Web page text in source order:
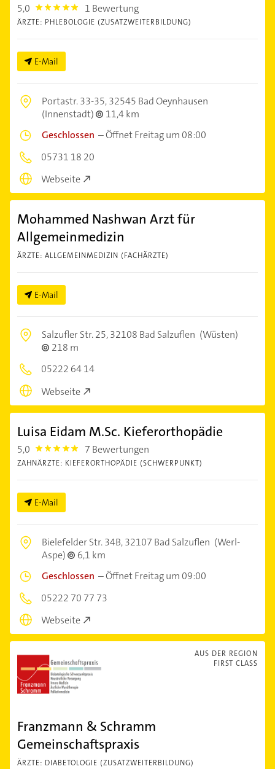
5,0 5.0 1 Bewertung
ÄRZTE: PHLEBOLOGIE (ZUSATZWEITERBILDUNG)
E-Mail
Portastr. 33-35,32545 Bad Oeynhausen
(Innenstadt)
11,4 km
Geschlossen –Öffnet Freitag um 08:00
05731 18 20
Webseite
Mohammed Nashwan Arzt für
Allgemeinmedizin
ÄRZTE: ALLGEMEINMEDIZIN (FACHÄRZTE)
E-Mail
Salzufler Str. 25,32108 Bad Salzuflen (Wüsten)
218 m
05222 64 14
Webseite
Luisa Eidam M.Sc. Kieferorthopädie
5,0 5.0 7 Bewertungen
ZAHNÄRZTE: KIEFERORTHOPÄDIE (SCHWERPUNKT)
E-Mail
Bielefelder Str. 34B,32107 Bad Salzuflen (Werl-
Aspe)
6,1 km
Geschlossen –Öffnet Freitag um 09:00
05222 70 77 73
Webseite
AUS DER REGION
FIRST CLASS
Franzmann & Schramm
Gemeinschaftspraxis
ÄRZTE: DIABETOLOGIE (ZUSATZWEITERBILDUNG)